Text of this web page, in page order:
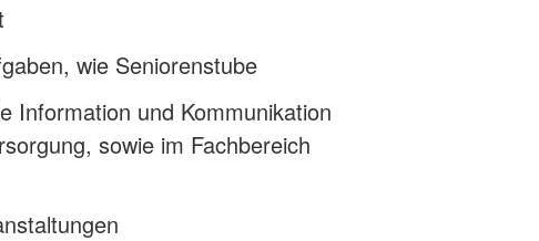
wie Seniorenstube
Information und Kommunikation
sowie im Fachbereich